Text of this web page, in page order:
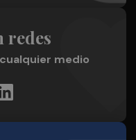
redes
medio